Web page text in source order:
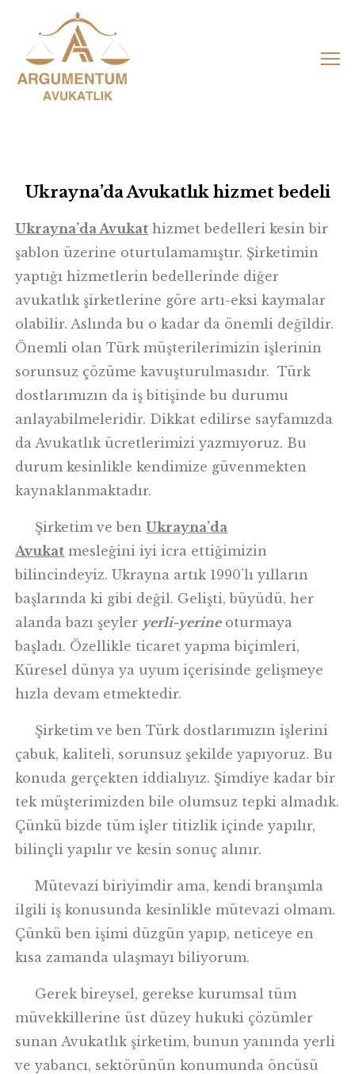
content
Ukrayna’da Avukatlık hizmet bedeli
Ukrayna’da Avukat hizmet bedelleri kesin bir
şablon üzerine oturtulamamıştır. Şirketimin
yaptığı hizmetlerin bedellerinde diğer
avukatlık şirketlerine göre artı-eksi kaymalar
olabilir. Aslında bu o kadar da önemli değildir.
Önemli olan Türk müşterilerimizin işlerinin
sorunsuz çözüme kavuşturulmasıdır. Türk
dostlarımızın da iş bitişinde bu durumu
anlayabilmeleridir. Dikkat edilirse sayfamızda
da Avukatlık ücretlerimizi yazmıyoruz. Bu
durum kesinlikle kendimize güvenmekten
kaynaklanmaktadır.
Şirketim ve benUkrayna’da
Avukat mesleğini iyi icra ettiğimizin
bilincindeyiz. Ukrayna artık 1990’lı yılların
başlarında ki gibi değil. Gelişti, büyüdü, her
alanda bazı şeyler yerli-yerineoturmaya
başladı. Özellikle ticaret yapma biçimleri,
Küresel dünya ya uyum içerisinde gelişmeye
hızla devam etmektedir.
Şirketim ve ben Türk dostlarımızın işlerini
çabuk, kaliteli, sorunsuz şekilde yapıyoruz. Bu
konuda gerçekten iddialıyız. Şimdiye kadar bir
tek müşterimizden bile olumsuz tepki almadık.
Çünkü bizde tüm işler titizlik içinde yapılır,
bilinçli yapılır ve kesin sonuç alınır.
Mütevazi biriyimdir ama, kendi branşımla
ilgili iş konusunda kesinlikle mütevazi olmam.
Çünkü ben işimi düzgün yapıp, neticeye en
kısa zamanda ulaşmayı biliyorum.
Gerek bireysel, gerekse kurumsal tüm
müvekkillerine üst düzey hukuki çözümler
sunan Avukatlık şirketim, bunun yanında yerli
ve yabancı, sektörünün konumunda öncüsü